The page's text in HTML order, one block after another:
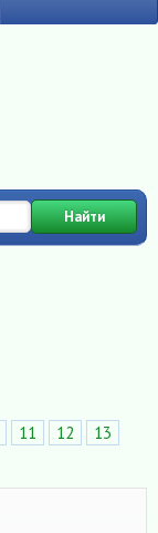
Найти
11 12 13